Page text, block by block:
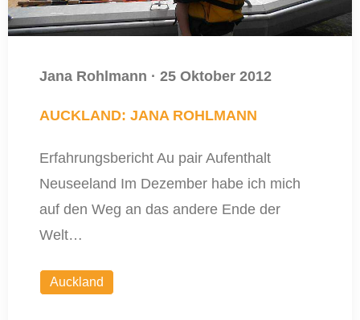
Jana Rohlmann · 25 Oktober 2012
AUCKLAND: JANA ROHLMANN
Erfahrungsbericht Au pair Aufenthalt
Neuseeland Im Dezember habe ich mich
auf den Weg an das andere Ende der
Welt…
Auckland